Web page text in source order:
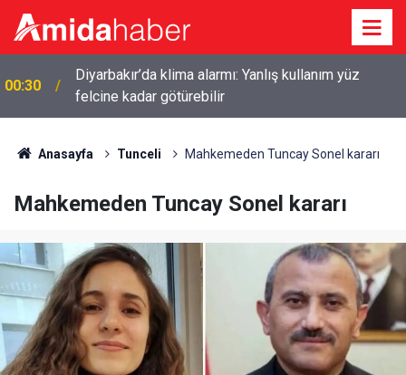
00:30
Diyarbakır’da klima alarmı: Yanlış kullanım yüz
felcine kadar götürebilir
Anasayfa Tunceli Mahkemeden Tuncay Sonel kararı
Mahkemeden Tuncay Sonel kararı